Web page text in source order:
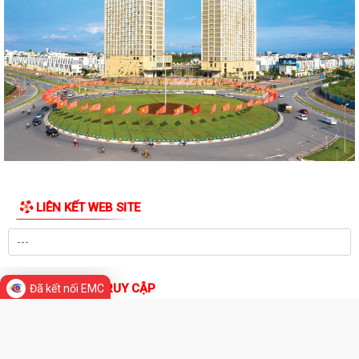
UBND PHƯỜNG NGÔ QUYỀN THÔNG BÁO THỜI GIAN TỔ CHỨC HỘI
NGHỊ ĐỐI THOẠI DOANH NGHIỆP, HỘ KINH DOANH,...
PHƯỜNG NGÔ QUYỀN TỔ CHỨC GIAO BAN TỔ DÂN PHỐ SAU SẮP XẾP,
SÁP NHẬP
HỘI ĐỒNG NHÂN DÂN PHƯỜNG NGÔ QUYỀN THÔNG BÁO KẾT QUẢ KỲ
HỌP THỨ 4, KHÓA II, NHIỆM KỲ 2026 - 2031
Kỳ họp thứ 4 HĐND Phường Ngô Quyền: Phân bổ bổ sung hơn 38 tỷ
đồng vốn đầu tư công
KẾ HOẠCH TỔ CHỨC TIẾP CÔNG DÂN 6 THÁNG CUỐI NĂM 2026 CỦA
THƯỜNG TRỰC HĐND, ĐẠI BIỂU HĐND PHƯỜNG...
LIÊN KẾT WEB SITE
Đã kết nối EMC